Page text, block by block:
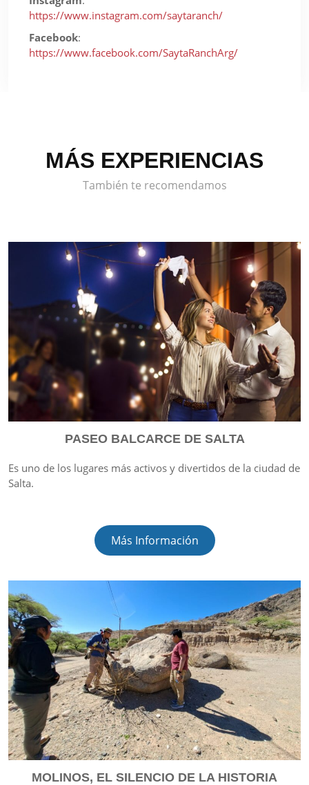
https://www.instagram.com/saytaranch/
Facebook:
https://www.facebook.com/SaytaRanchArg/
MÁS EXPERIENCIAS
También te recomendamos
PASEO BALCARCE DE SALTA
Es uno de los lugares más activos y divertidos de la ciudad de
Salta.
Más Información
MOLINOS, EL SILENCIO DE LA HISTORIA